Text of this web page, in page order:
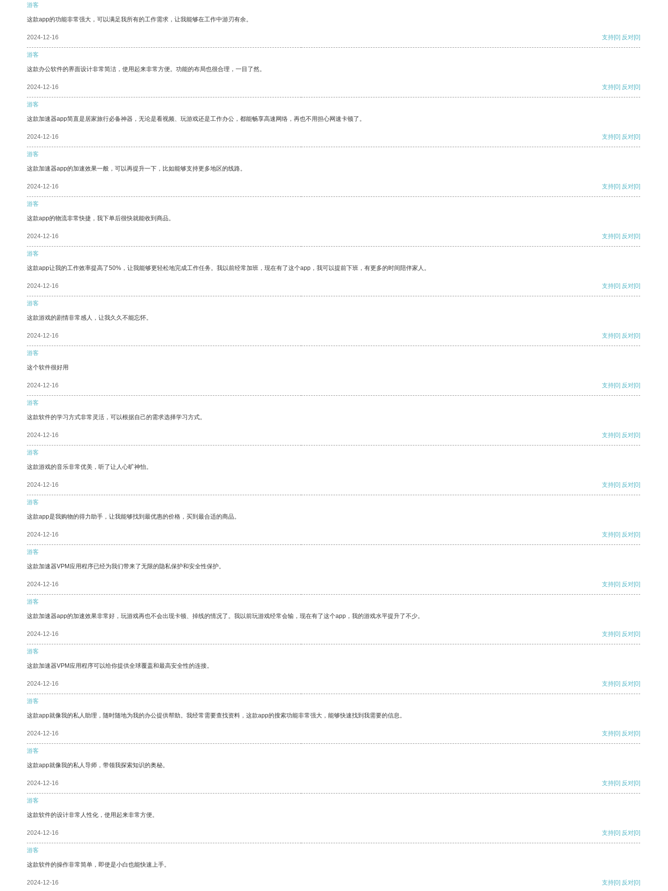
游客
这款app的功能非常强大，可以满足我所有的工作需求，让我能够在工作中游刃有余。
2024-12-16 支持[0] 反对[0]
游客
这款办公软件的界面设计非常简洁，使用起来非常方便。功能的布局也很合理，一目了然。
2024-12-16 支持[0] 反对[0]
游客
这款加速器app简直是居家旅行必备神器，无论是看视频、玩游戏还是工作办公，都能畅享高速网络，再也不用担心网速卡顿了。
2024-12-16 支持[0] 反对[0]
游客
这款加速器app的加速效果一般，可以再提升一下，比如能够支持更多地区的线路。
2024-12-16 支持[0] 反对[0]
游客
这款app的物流非常快捷，我下单后很快就能收到商品。
2024-12-16 支持[0] 反对[0]
游客
这款app让我的工作效率提高了50%，让我能够更轻松地完成工作任务。我以前经常加班，现在有了这个app，我可以提前下班，有更多的时间陪伴家人。
2024-12-16 支持[0] 反对[0]
游客
这款游戏的剧情非常感人，让我久久不能忘怀。
2024-12-16 支持[0] 反对[0]
游客
这个软件很好用
2024-12-16 支持[0] 反对[0]
游客
这款软件的学习方式非常灵活，可以根据自己的需求选择学习方式。
2024-12-16 支持[0] 反对[0]
游客
这款游戏的音乐非常优美，听了让人心旷神怡。
2024-12-16 支持[0] 反对[0]
游客
这款app是我购物的得力助手，让我能够找到最优惠的价格，买到最合适的商品。
2024-12-16 支持[0] 反对[0]
游客
这款加速器VPM应用程序已经为我们带来了无限的隐私保护和安全性保护。
2024-12-16 支持[0] 反对[0]
游客
这款加速器app的加速效果非常好，玩游戏再也不会出现卡顿、掉线的情况了。我以前玩游戏经常会输，现在有了这个app，我的游戏水平提升了不少。
2024-12-16 支持[0] 反对[0]
游客
这款加速器VPM应用程序可以给你提供全球覆盖和最高安全性的连接。
2024-12-16 支持[0] 反对[0]
游客
这款app就像我的私人助理，随时随地为我的办公提供帮助。我经常需要查找资料，这款app的搜索功能非常强大，能够快速找到我需要的信息。
2024-12-16 支持[0] 反对[0]
游客
这款app就像我的私人导师，带领我探索知识的奥秘。
2024-12-16 支持[0] 反对[0]
游客
这款软件的设计非常人性化，使用起来非常方便。
2024-12-16 支持[0] 反对[0]
游客
这款软件的操作非常简单，即使是小白也能快速上手。
2024-12-16 支持[0] 反对[0]